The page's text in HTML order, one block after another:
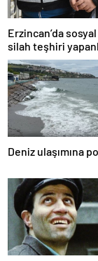
Erzincan’da
silah teşhiri
yakalandı
Deniz ulaşımına